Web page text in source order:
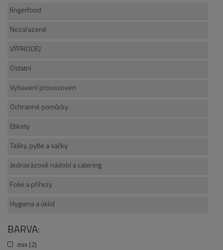
fingerfood
Nezařazené
VÝPRODEJ
Ostatní
Vybavení provozoven
Ochranné pomůcky
Etikety
Tašky, pytle a sáčky
Jednorázové nádobí a catering
Folie a přířezy
Hygiena a úklid
BARVA:
mix (2)